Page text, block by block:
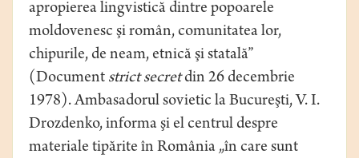
apropierea lingvistică dintre popoarele
moldovenesc şi român, comunitatea lor,
chipurile, de neam, etnică şi statală”
(Document strict secretdin 26 decembrie
1978). Ambasadorul sovietic la Bucureşti, V. I.
Drozdenko, informa şi el centrul despre
materiale tipărite în România „în care sunt